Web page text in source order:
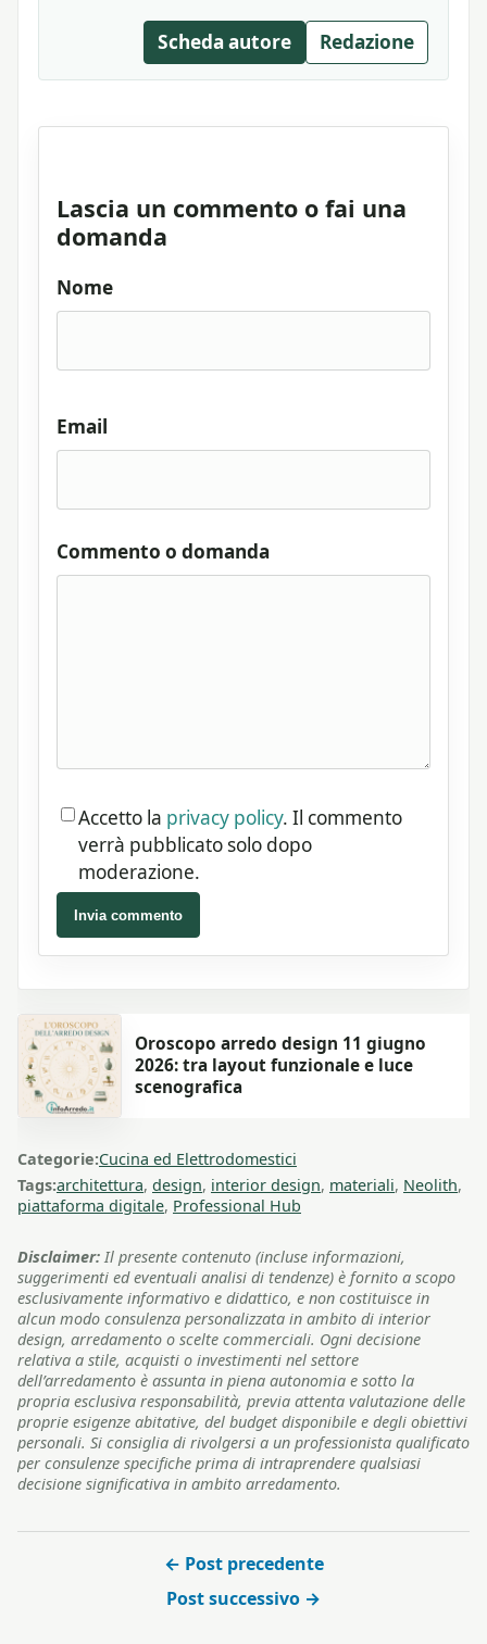
Scheda autore Redazione
Lascia un commento o fai una
domanda
Nome
Email
Commento o domanda
Accetto la privacy policy. Il commento
verrà pubblicato solo dopo
moderazione.
Invia commento
Oroscopo arredo design 11 giugno
2026: tra layout funzionale e luce
scenografica
Categorie:Cucina ed Elettrodomestici
Tags:architettura, design, interior design, materiali, Neolith,
piattaforma digitale, Professional Hub
Disclaimer: Il presente contenuto (incluse informazioni,
suggerimenti ed eventuali analisi di tendenze) è fornito a scopo
esclusivamente informativo e didattico, e non costituisce in
alcun modo consulenza personalizzata in ambito di interior
design, arredamento o scelte commerciali. Ogni decisione
relativa a stile, acquisti o investimenti nel settore
dell’arredamento è assunta in piena autonomia e sotto la
propria esclusiva responsabilità, previa attenta valutazione delle
proprie esigenze abitative, del budget disponibile e degli obiettivi
personali. Si consiglia di rivolgersi a un professionista qualificato
per consulenze specifiche prima di intraprendere qualsiasi
decisione significativa in ambito arredamento.
← Post precedente
Post successivo →